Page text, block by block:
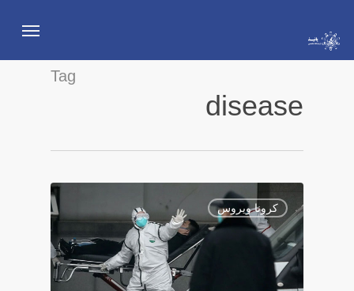
main
Menu
Tag
disease
کرونا ویروس